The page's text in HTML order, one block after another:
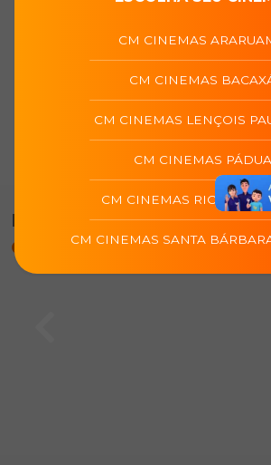
Nosso site indica
necessário na
filme.
utilização do
Programação deCM
Ostras (Rio Das Ostras/RJ)
CM CINEMAS
CM CINEMAS
CM CINEMAS LENÇOIS
CM CINEMAS PÁDUA
CM CINEMAS RIO DAS
CM CINEMAS SANTA